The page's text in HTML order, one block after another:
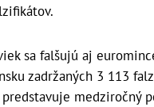
sa falšujú aj
zadržaných 3 113
medziročný